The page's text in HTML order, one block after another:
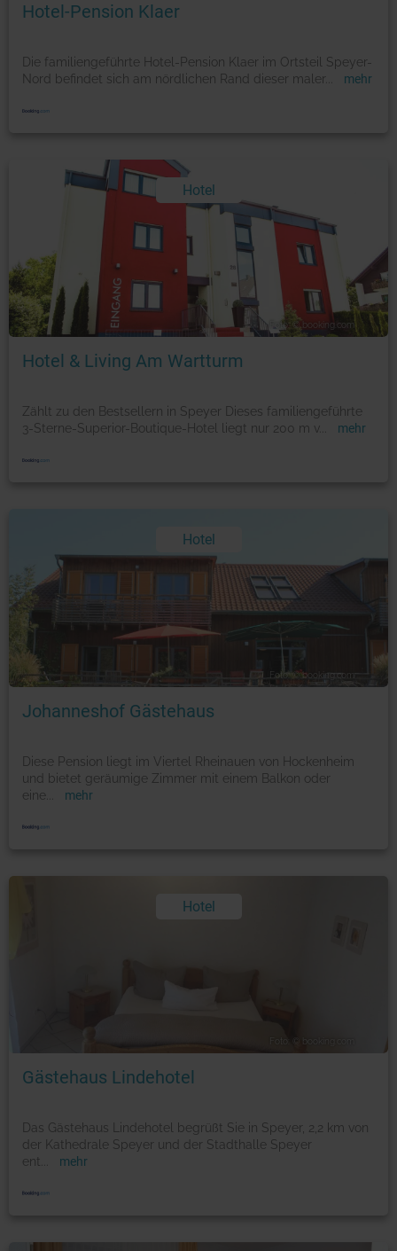
Hotel-Pension Klaer
Die familiengeführte Hotel-Pension Klaer im Ortsteil Speyer-
Nord befindet sich am nördlichen Rand dieser maler
mehr
Hotel
Foto: © booking.com
Hotel & Living Am Wartturm
Zählt zu den Bestsellern in Speyer Dieses familiengeführte
3-Sterne-Superior-Boutique-Hotel liegt nur 200 m v... mehr
Hotel
Foto: © booking.com
Johanneshof Gästehaus
Diese Pension liegt im Viertel Rheinauen von Hockenheim
und bietet geräumige Zimmer mit einem Balkon oder
eine
mehr
Hotel
Foto: © booking.com
Gästehaus Lindehotel
Das Gästehaus Lindehotel begrüßt Sie in Speyer, 2,2 km von
der Kathedrale Speyer und der Stadthalle Speyer
ent
mehr